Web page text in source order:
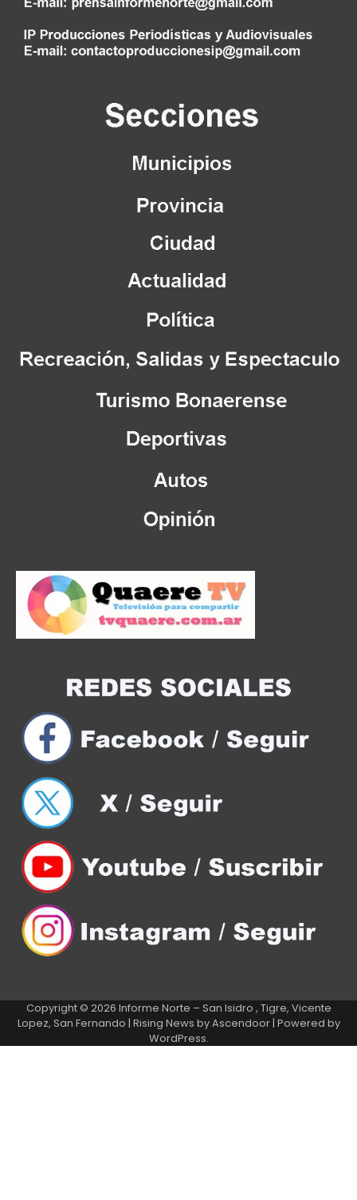
Copyright © 2026 Informe Norte – San Isidro , Tigre, Vicente
Lopez, San Fernando | Rising News byAscendoor| Powered by
WordPress.